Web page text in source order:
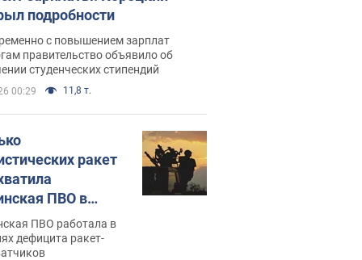
подробности
с повышением зарплат
правительство объявило об
студенческих стипендий
00:29 11,8 т.
ракет
ПВО в
в Минобороны
цифру
ПВО работала в
дефицита ракет-